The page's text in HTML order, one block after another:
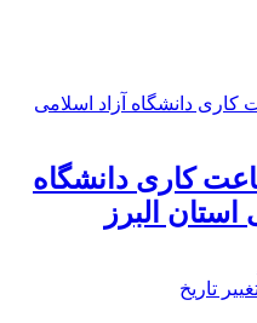
کاری دانشگاه
استان البرز